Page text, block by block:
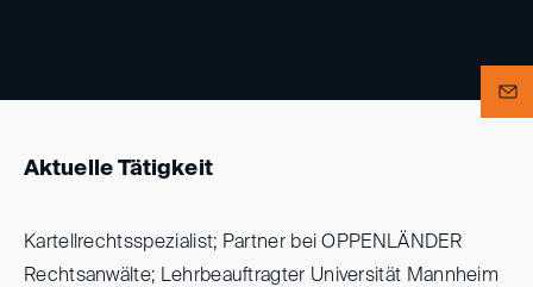
Aktuelle Tätigkeit
Kartellrechtsspezialist; Partner bei OPPENLÄNDER
Rechtsanwälte; Lehrbeauftragter Universität Mannheim